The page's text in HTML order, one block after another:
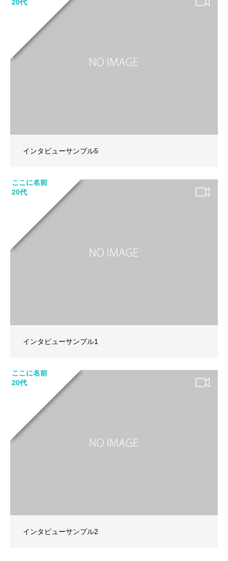
20代
インタビューサンプル5
ここに名前
20代
インタビューサンプル1
ここに名前
20代
インタビューサンプル2